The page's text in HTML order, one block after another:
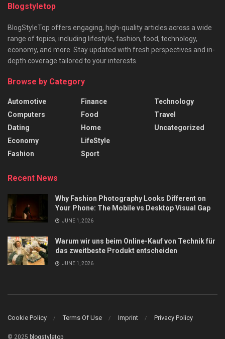
Blogstyletop
BlogStyleTop offers engaging, high-quality articles across a wide
range of topics, including lifestyle, fashion, food, technology,
economy, and more. Stay updated with fresh perspectives and in-
depth coverage tailored to your interests.
Browse by Category
Automotive
Computers
Dating
Economy
Fashion
Finance
Food
Home
LifeStyle
Sport
Technology
Travel
Uncategorized
Recent News
Why Fashion Photography Looks Different on
Your Phone: The Mobile vs Desktop Visual Gap
JUNE 1, 2026
Warum wir uns beim Online-Kauf von Technik für
das zweitbeste Produkt entscheiden
JUNE 1, 2026
Cookie Policy Terms Of Use Imprint Privacy Policy
© 2025 blogstyletop